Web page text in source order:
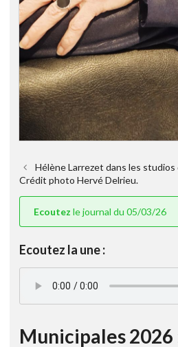
Hélène Larrezet dans les studios
Crédit photo Hervé Delrieu.
Ecoutez le journal du 05/03/26
Ecoutez la une :
Municipales